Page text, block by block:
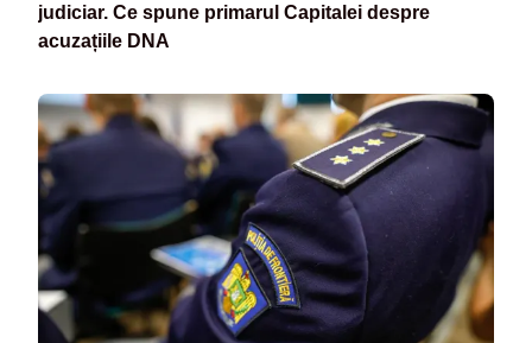
judiciar. Ce spune primarul Capitalei despre
acuzațiile DNA